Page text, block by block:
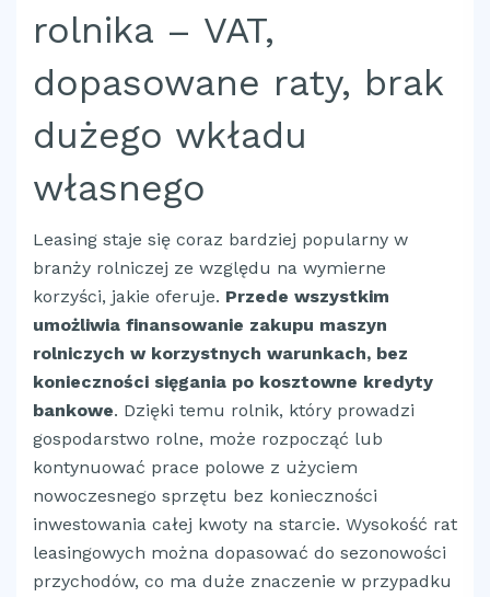
rolnika – VAT,
dopasowane raty, brak
dużego wkładu
własnego
Leasing staje się coraz bardziej popularny w
branży rolniczej ze względu na wymierne
korzyści, jakie oferuje. Przede wszystkim
umożliwia finansowanie zakupu maszyn
rolniczych w korzystnych warunkach, bez
konieczności sięgania po kosztowne kredyty
bankowe. Dzięki temu rolnik, który prowadzi
gospodarstwo rolne, może rozpocząć lub
kontynuować prace polowe z użyciem
nowoczesnego sprzętu bez konieczności
inwestowania całej kwoty na starcie. Wysokość rat
leasingowych można dopasować do sezonowości
przychodów, co ma duże znaczenie w przypadku